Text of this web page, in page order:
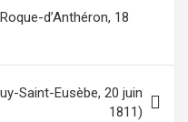
d’Anthéron, 18
Saint-Eusèbe, 20 juin
1811)